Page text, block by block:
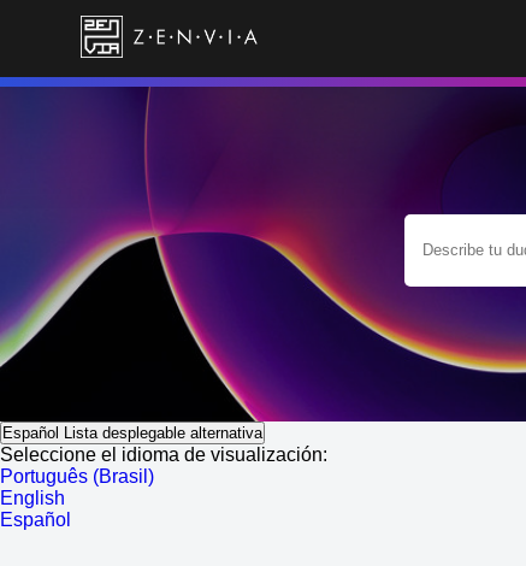
Español Lista desplegable alternativa
Seleccione el idioma de visualización:
Português (Brasil)
English
Español